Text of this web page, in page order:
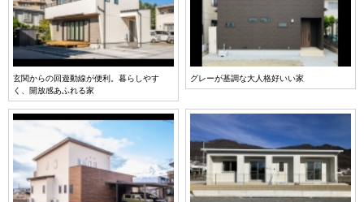
玄関からの回遊動線が便利。暮らしやす
く、開放感あふれる家
グレーが基調な大人格好いい家